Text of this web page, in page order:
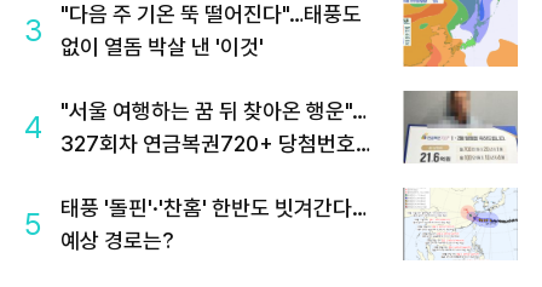
3
"다음 주 기온 뚝 떨어진다"…태풍도
없이 열돔 박살 낸 '이것'
4
"서울 여행하는 꿈 뒤 찾아온 행운"…
327회차 연금복권720+ 당첨번호조
5
태풍 '돌핀'·'찬홈' 한반도 빗겨간다…
예상 경로는?